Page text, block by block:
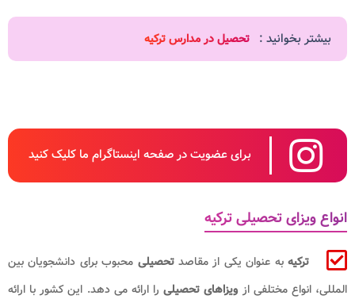
بیشتر بخوانید : تحصیل در مدارس ترکیه
برای عضویت در صفحه اینستاگرام ما کلیک کنید
انواع ویزای تحصیلی ترکیه
ترکیهبه عنوان یکی از مقاصدتحصیلی محبوب برای دانشجویان بین
المللی، انواع مختلفی از ویزاهای تحصیلی را ارائه می دهد. این کشور با ارائه